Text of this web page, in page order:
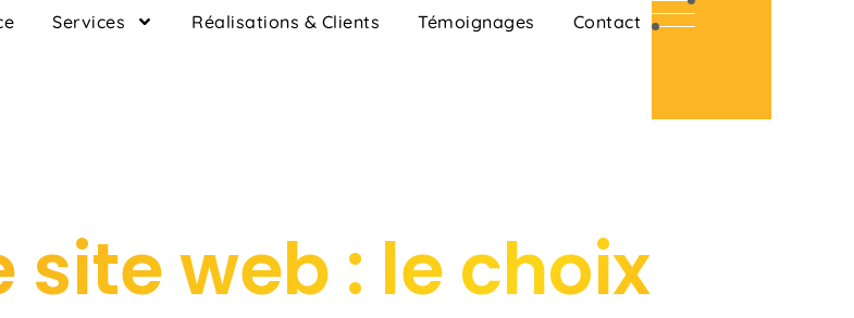
Services Réalisations & Clients Témoignages Contact
web : le choix